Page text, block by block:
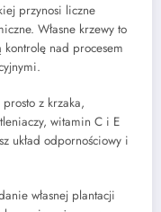
przynosi liczne
Własne krzewy to
kontrolę nad procesem
z krzaka,
witamin C i E
układ odpornościowy i
własnej plantacji